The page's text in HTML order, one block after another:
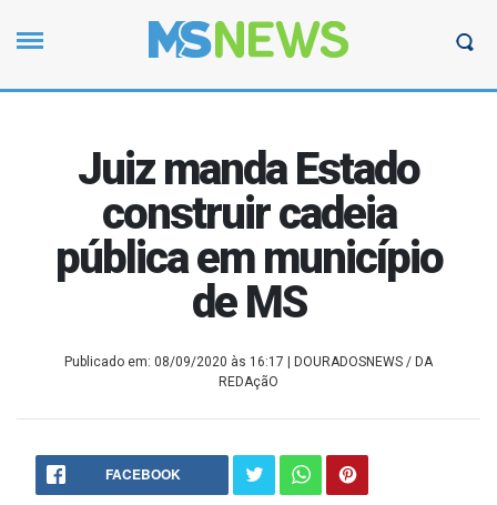
Juiz manda Estado
construir cadeia
pública em município
de MS
Publicado em: 08/09/2020 às 16:17
| DOURADOSNEWS / DA
REDAçãO
FACEBOOK